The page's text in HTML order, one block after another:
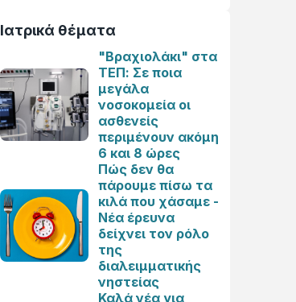
Ιατρικά θέματα
"Βραχιολάκι" στα
ΤΕΠ: Σε ποια
μεγάλα
νοσοκομεία οι
ασθενείς
περιμένουν ακόμη
6 και 8 ώρες
Πώς δεν θα
πάρουμε πίσω τα
κιλά που χάσαμε -
Νέα έρευνα
δείχνει τον ρόλο
της
διαλειμματικής
νηστείας
Καλά νέα για